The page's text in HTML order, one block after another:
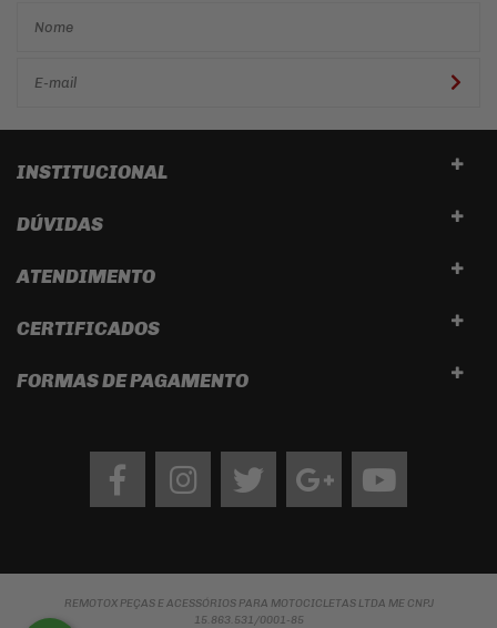
INSTITUCIONAL
DÚVIDAS
ATENDIMENTO
CERTIFICADOS
FORMAS DE PAGAMENTO
FacebookInstagram twitter googleYoutube
REMOTOX PEÇAS E ACESSÓRIOS PARA MOTOCICLETAS LTDA ME CNPJ
15.863.531/0001-85